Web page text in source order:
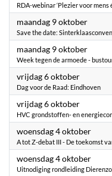
RDA-webinar ‘Plezier voor mens
maandag 9 oktober2023
Save the date:
maandag 9 oktober2023
Week tegen de armoede -
vrijdag 6 oktober2023
Dag voor de Raad: Eindhoven
vrijdag 6 oktober2023
HVC grondstoffen- en
woensdag 4 oktober2023
A tot Z-debat III - De toekomst
woensdag 4 oktober2023
Uitnodiging rondleiding